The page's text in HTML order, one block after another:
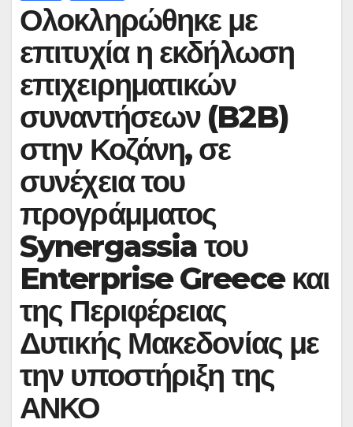
Ολοκληρώθηκε με
επιτυχία η εκδήλωση
επιχειρηματικών
συναντήσεων (B2B)
στην Κοζάνη, σε
συνέχεια του
προγράμματος
Synergassia του
Enterprise Greece και
της Περιφέρειας
Δυτικής Μακεδονίας με
την υποστήριξη της
ΑΝΚΟ